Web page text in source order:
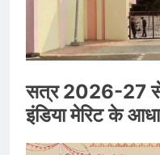
सत्र 2026-27 से
इंडिया मेरिट के